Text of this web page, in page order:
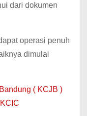
dari dokumen
operasi penuh
dimulai
( KCJB )